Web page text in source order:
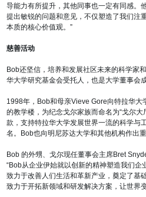
导能力有所提升，其他同事也一定有同感。
提出敏锐的问题和意见，不仅塑造了我们注
本质的核心价值观。”
慈善活动
Bob还坚信，培养和发展社区未来的科学家
华大学研究基金会受托人，也是大学董事会成
1998年，Bob和母亲Vieve Gore向特拉华大
的教学楼，为纪念戈尔家族而命名为“戈尔
款，支持特拉华大学发展世界一流的科学与
名。Bob也向明尼苏达大学和其他机构作出重
Bob 的外甥、戈尔现任董事会主席Bret
“Bob从企业伊始就以创新的精神塑造我们企
致力于改善人们生活和革新产业，奠定了基
致力于开拓新领域和研发解决方案，让世界